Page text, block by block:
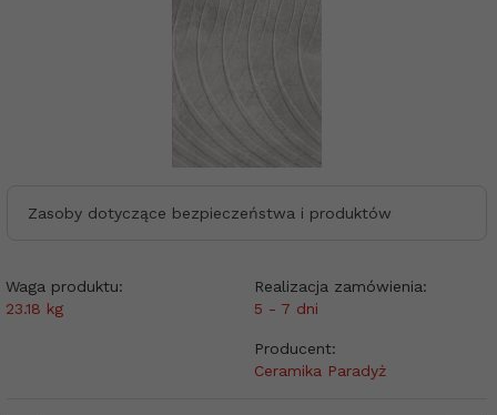
Zasoby dotyczące bezpieczeństwa i produktów
Waga produktu:
23.18 kg
Realizacja zamówienia:
5 - 7 dni
Producent:
Ceramika Paradyż